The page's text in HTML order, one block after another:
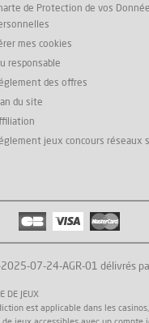
de Protection de vos
mes cookies
responsable
des offres
du site
jeux concours réseaux
07-24-AGR-01 délivrés
DE JEUX
est applicable dans les